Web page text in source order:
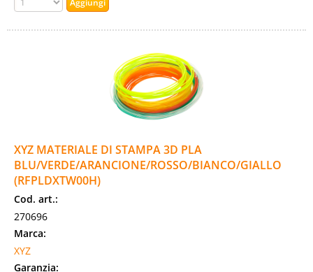
XYZ MATERIALE DI STAMPA 3D PLA
BLU/VERDE/ARANCIONE/ROSSO/BIANCO/GIALLO
(RFPLDXTW00H)
Cod. art.:
270696
Marca:
XYZ
Garanzia: